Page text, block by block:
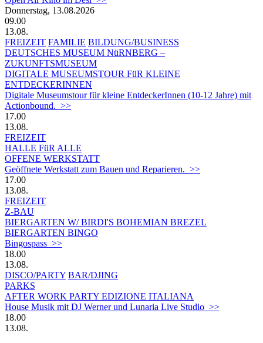
Donnerstag, 13.08.2026
09.00
13.08.
FREIZEIT FAMILIE BILDUNG/BUSINESS
DEUTSCHES MUSEUM NüRNBERG –
ZUKUNFTSMUSEUM
DIGITALE MUSEUMSTOUR FüR KLEINE
ENTDECKERINNEN
Digitale Museumstour für kleine EntdeckerInnen (10-12 Jahre) mit
Actionbound. >>
17.00
13.08.
FREIZEIT
HALLE FüR ALLE
OFFENE WERKSTATT
Geöffnete Werkstatt zum Bauen und Reparieren. >>
17.00
13.08.
FREIZEIT
Z-BAU
BIERGARTEN W/ BIRDI'S BOHEMIAN BREZEL
BIERGARTEN BINGO
Bingospass >>
18.00
13.08.
DISCO/PARTY BAR/DJING
PARKS
AFTER WORK PARTY EDIZIONE ITALIANA
House Musik mit DJ Werner und Lunaria Live Studio >>
18.00
13.08.